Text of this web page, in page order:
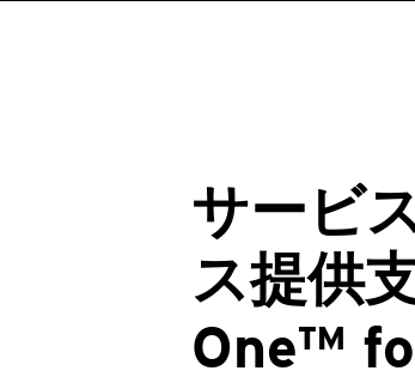
サービ
ス提供
One™